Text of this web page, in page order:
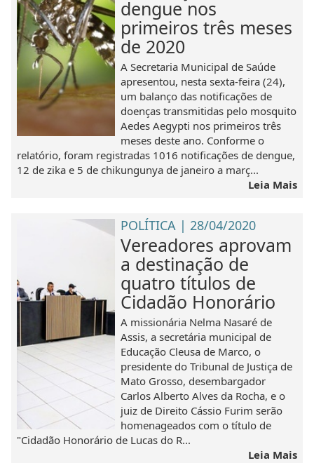
dengue nos
primeiros três meses
de 2020
A Secretaria Municipal de Saúde
apresentou, nesta sexta-feira (24),
um balanço das notificações de
doenças transmitidas pelo mosquito
Aedes Aegypti nos primeiros três
meses deste ano. Conforme o
relatório, foram registradas 1016 notificações de dengue,
12 de zika e 5 de chikungunya de janeiro a març...
Leia Mais
POLÍTICA | 28/04/2020
Vereadores aprovam
a destinação de
quatro títulos de
Cidadão Honorário
A missionária Nelma Nasaré de
Assis, a secretária municipal de
Educação Cleusa de Marco, o
presidente do Tribunal de Justiça de
Mato Grosso, desembargador
Carlos Alberto Alves da Rocha, e o
juiz de Direito Cássio Furim serão
homenageados com o título de
"Cidadão Honorário de Lucas do R...
Leia Mais